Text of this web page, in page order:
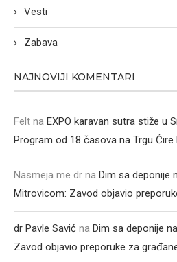
Vesti
Zabava
NAJNOVIJI KOMENTARI
Felt na EXPO karavan sutra stiže u
Program od 18 časova na Trgu Ćire
Nasmeja me dr na Dim sa deponije
Mitrovicom: Zavod objavio
dr Pavle Savić na Dim sa deponije
Zavod objavio preporuke za